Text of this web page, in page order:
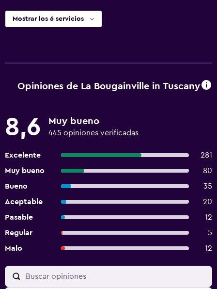
Mostrar los 6 servicios
Opiniones de La Bougainville in Tuscany
8,6 Muy bueno
445 opiniones verificadas
Excelente
281
Muy bueno
80
Bueno
35
Aceptable
20
Pasable
12
Regular
5
Malo
12